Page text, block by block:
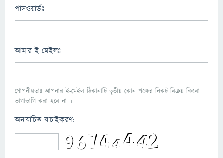
পাসওয়ার্ডঃ
আমার ই-মেইলঃ
গোপনীয়তাঃ আপনার ই-মেইল ঠিকানাটি তৃতীয় কোন পক্ষের নিকট বিক্রয় কিংবা
ভাগাভাগি করা হবে না ।
অনাযাচিত যাচাইকরণ: